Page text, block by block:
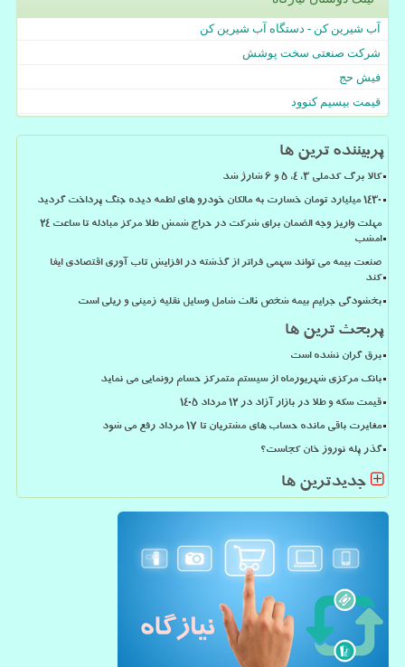
آب شیرین کن - دستگاه آب شیرین کن
شرکت صنعتی سخت پوشش
فیش حج
قیمت بیسیم کنوود
پربیننده ترین ها
کالا برگ کدملی 3، 4، 5 و 6 شارژ شد
۱۴۳۰ میلیارد تومان خسارت به مالکان خودرو های لطمه دیده جنگ پرداخت گردید
مهلت واریز وجه الضمان برای شرکت در حراج شمش طلا مرکز مبادله تا ساعت ۲۴
امشب
صنعت بیمه می تواند سهمی فراتر از گذشته در افزایش تاب آوری اقتصادی ایفا
کند
بخشودگی جرایم بیمه شخص ثالث شامل وسایل نقلیه زمینی و ریلی است
پربحث ترین ها
برق گران نشده است
بانک مرکزی شهریورماه از سیستم متمرکز حسام رونمایی می نماید
قیمت سکه و طلا در بازار آزاد در ۱۲ مرداد ۱۴۰۵
مغایرت باقی مانده حساب های مشتریان تا 17 مرداد رفع می شود
گذر پله نوروز خان کجاست؟
جدیدترین ها